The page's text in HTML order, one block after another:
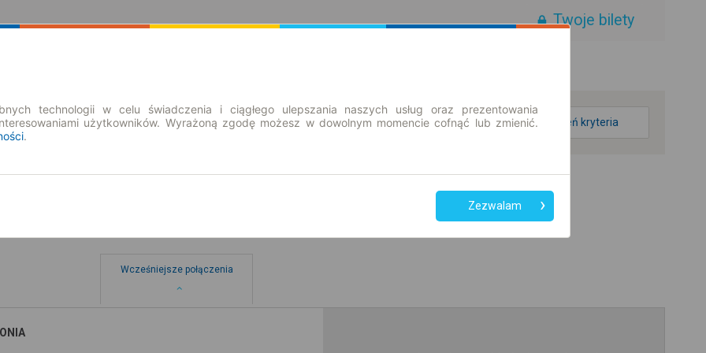
Twoje bilety
zmień kryteria
Kolonia
Wcześniejsze połączenia
technologii w celu świadczenia i ciągłego ulepszania naszych usług oraz prezentowania
użytkowników. Wyrażoną zgodę możesz w dowolnym momencie cofnąć lub zmienić.
.
Zezwalam